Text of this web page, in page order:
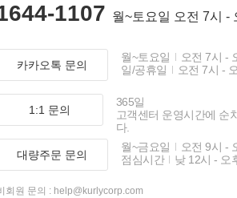
1107 월~토요일 오전 7시 -
카카오톡 문의
월~토요일
오전 7시 -
일/공휴일
오전 7시 -
1:1 문의
365일
고객센터 운영시간에 순
다.
대량주문 문의
월~금요일
오전 9시 -
점심시간
낮 12시 - 오
회원 문의 : help@kurlycorp.com